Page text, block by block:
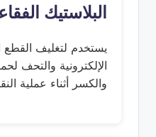
البلاستيك
يستخدم لتغليف القطع
الإلكترونية والتحف
والكسر أثناء عملية